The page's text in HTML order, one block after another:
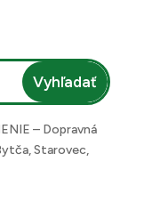
– Dopravná
Starovec,